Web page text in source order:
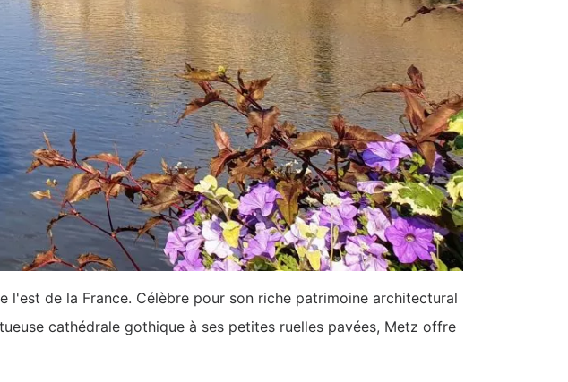
de la France. Célèbre pour son riche patrimoine architectural
cathédrale gothique à ses petites ruelles pavées, Metz offre